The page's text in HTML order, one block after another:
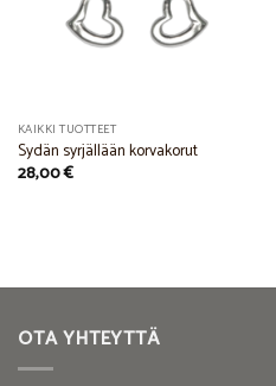
KAIKKI TUOTTEET
Sydän syrjällään korvakorut
28,00€
OTA YHTEYTTÄ